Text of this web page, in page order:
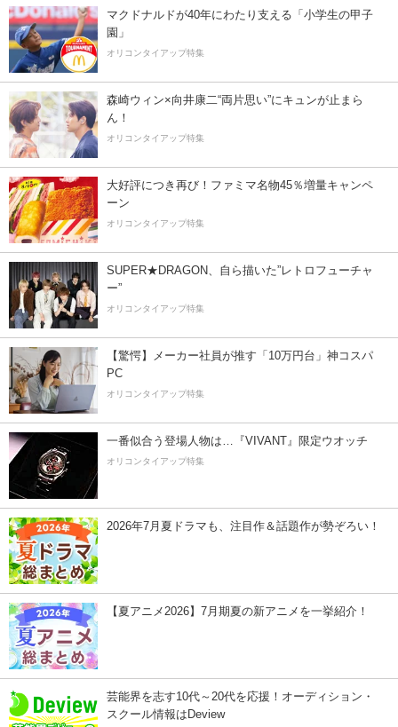
マクドナルドが40年にわたり支える「小学生の甲子
園」
オリコンタイアップ特集
森崎ウィン×向井康二“両片思い”にキュンが止まら
ん！
オリコンタイアップ特集
大好評につき再び！ファミマ名物45％増量キャンペ
ーン
オリコンタイアップ特集
SUPER★DRAGON、自ら描いた”レトロフューチャ
ー”
オリコンタイアップ特集
【驚愕】メーカー社員が推す「10万円台」神コスパ
PC
オリコンタイアップ特集
一番似合う登場人物は…『VIVANT』限定ウオッチ
オリコンタイアップ特集
2026年7月夏ドラマも、注目作＆話題作が勢ぞろい！
【夏アニメ2026】7月期夏の新アニメを一挙紹介！
芸能界を志す10代～20代を応援！オーディション・
スクール情報はDeview